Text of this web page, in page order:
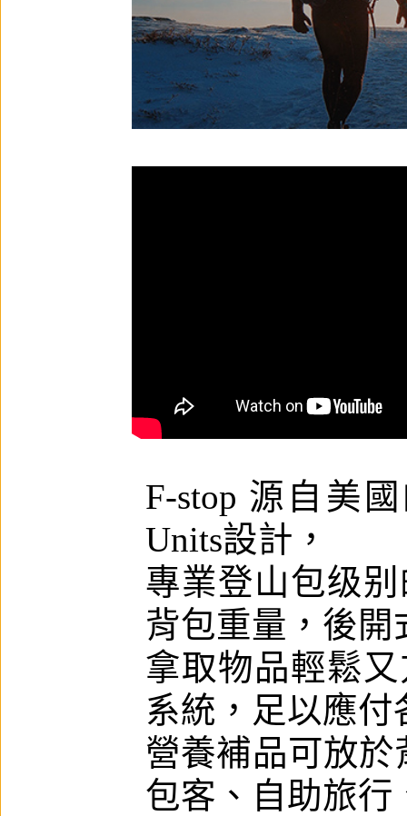
F-stop 源自美
Units設計，
專業登山包级
背包重量，後開
拿取物品輕鬆
系統，足以應
營養補品可放
包客、自助旅行